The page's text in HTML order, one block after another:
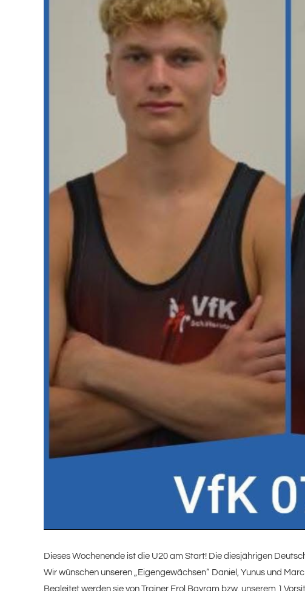
Dieses Wochenende ist die U20 am Start! Die diesjährigen
Wir wünschen unseren „Eigengewächsen“ Daniel, Yunus und
Begleitet werden sie von Trainer Erol Bayram bzw. unserem